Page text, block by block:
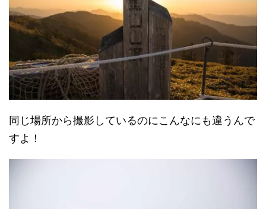
同じ場所から撮影しているのにこんなにも違うんで
すよ！